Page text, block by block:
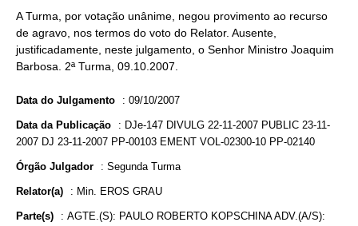
A Turma, por votação unânime, negou provimento ao recurso
de agravo, nos termos do voto do Relator. Ausente,
justificadamente, neste julgamento, o Senhor Ministro Joaquim
Barbosa. 2ª Turma, 09.10.2007.
Data do Julgamento : 09/10/2007
Data da Publicação : DJe-147 DIVULG 22-11-2007 PUBLIC 23-11-
2007 DJ 23-11-2007 PP-00103 EMENT VOL-02300-10 PP-02140
Órgão Julgador : Segunda Turma
Relator(a) : Min. EROS GRAU
Parte(s) : AGTE.(S): PAULO ROBERTO KOPSCHINA ADV.(A/S):